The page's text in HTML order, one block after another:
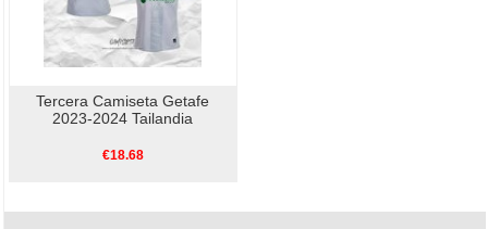
Tercera Camiseta Getafe
2023-2024 Tailandia
€18.68